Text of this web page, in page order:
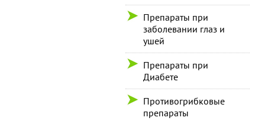
Препараты при
заболевании глаз и
ушей
Препараты при
Диабете
Противогрибковые
препараты